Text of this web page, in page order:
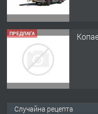
ПРЕДЛАГА
Случайна рецепта